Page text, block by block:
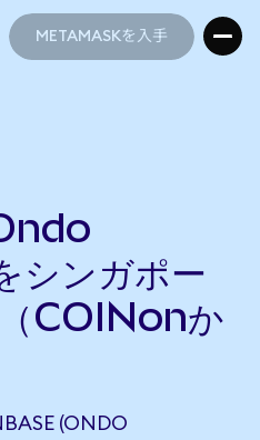
METAMASKを入手
ンガポー
COINonか
(ONDO